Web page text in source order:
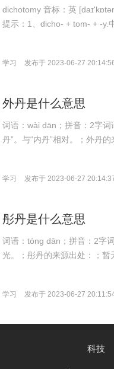
dichotomy 音标：英
提示：1、dicho- + tom- + -y.
学习 发布于 2023-06-27
外丹是什么意思
词语：wài dān；拼音：2字
丹”。与“内丹”相对。；外丹
学习 发布于 2023-06-27
彤丹是什么意思
词语：tóng dān；拼音：2字
光。；彤丹的来源出处：；
学习 发布于 2023-06-27
科技